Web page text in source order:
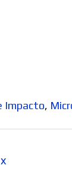
Impacto,